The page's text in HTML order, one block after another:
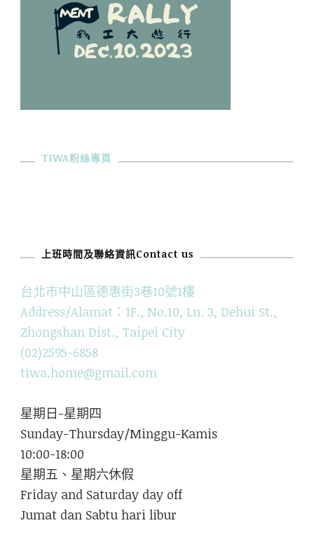
TIWA粉絲專頁
上班時間及聯絡資訊Contact us
台北市中山區德惠街3巷10號1樓
Address/Alamat：1F., No.10, Ln. 3, Dehui St.,
Zhongshan Dist., Taipei City
(02)2595-6858
tiwa.home@gmail.com
星期日-星期四
Sunday-Thursday/Minggu-Kamis
10:00-18:00
星期五、星期六休假
Friday and Saturday day off
Jumat dan Sabtu hari libur